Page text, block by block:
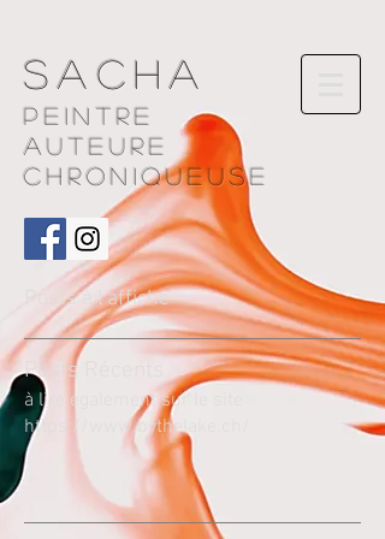
Sacha
Peintre
AUTEURE
chroniqueuse
Posts à l'affiche
Pos ts Récents
à lire également sur le site
https://www.bythelake.ch/